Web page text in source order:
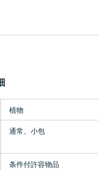
植物
通常、小包
条件付許容物品